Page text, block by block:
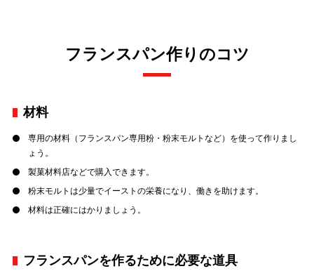
フランスパン作りのコツ
材料
専用の材料（フランスパン専用粉・粉末モルトなど）を使って作りまし
ょう。
製菓材料店などで購入できます。
粉末モルトは少量でイーストの栄養になり、働きを助けます。
材料は正確にはかりましょう。
フランスパンを作るために必要な道具